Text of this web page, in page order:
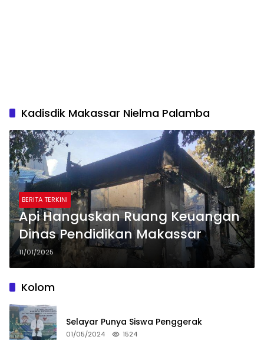
Kadisdik Makassar Nielma Palamba
BERITA TERKINI
Api Hanguskan Ruang Keuangan
Dinas Pendidikan Makassar
11/01/2025
Kolom
Selayar Punya Siswa Penggerak
01/05/2024 1524